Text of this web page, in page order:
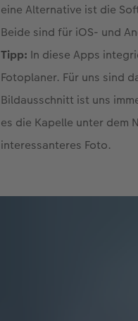
eine Alternative ist die
Beide sind für iOS- und
Tipp: In diese Apps
Fotoplaner. Für uns sind
Bildausschnitt ist uns
es die Kapelle unter dem
interessanteres Foto.